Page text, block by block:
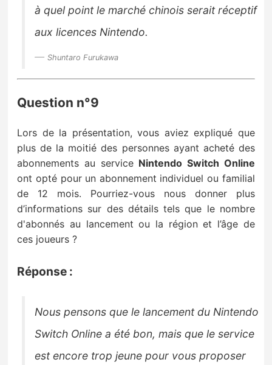
à quel point le marché chinois serait réceptif
aux licences Nintendo.
Shuntaro Furukawa
Question n°9
Lors de la présentation, vous aviez expliqué que
plus de la moitié des personnes ayant acheté des
abonnements au service Nintendo Switch Online
ont opté pour un abonnement individuel ou familial
de 12 mois. Pourriez-vous nous donner plus
d’informations sur des détails tels que le nombre
d'abonnés au lancement ou la région et l’âge de
ces joueurs ?
Réponse :
Nous pensons que le lancement du Nintendo
Switch Online a été bon, mais que le service
est encore trop jeune pour vous proposer